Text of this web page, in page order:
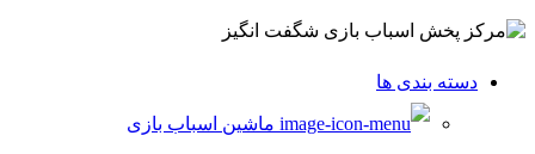
دسته بندی ها
ماشین اسباب بازی